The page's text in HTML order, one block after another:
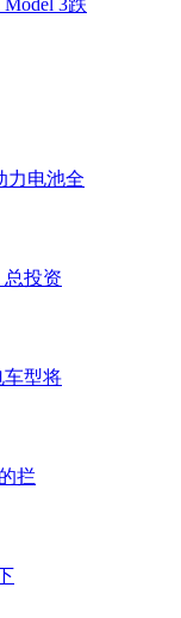
3跌
力电池全
投资
车型将
拦